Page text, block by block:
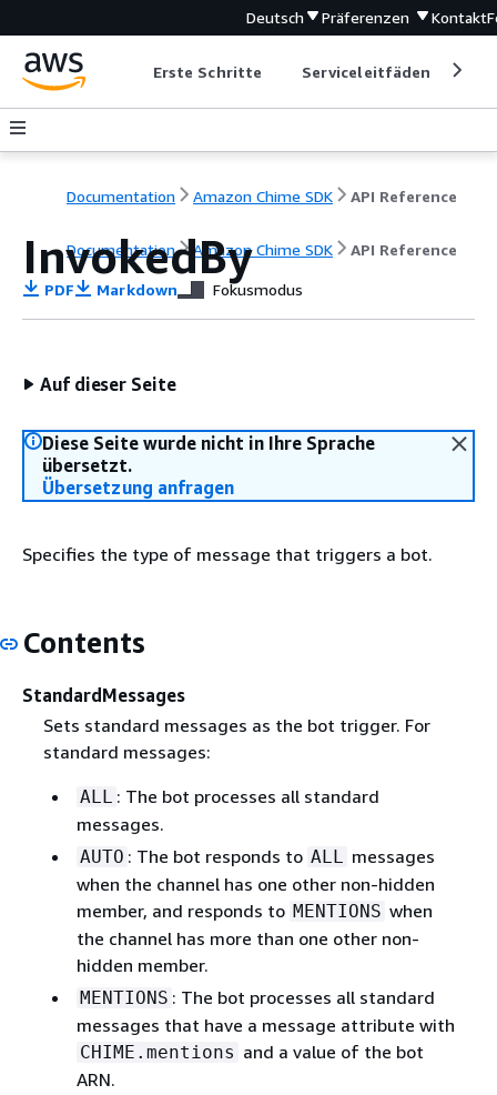
Deutsch Präferenzen Kontakt
Erste Schritte Serviceleitfäden
Documentation Amazon Chime SDK API Reference
Documentation Amazon Chime SDK API Reference
InvokedBy
PDF Markdown Fokusmodus
Auf dieser Seite
Diese Seite wurde nicht in Ihre Sprache
übersetzt.
Übersetzung anfragen
Specifies the type of message that triggers a bot.
Contents
StandardMessages
Sets standard messages as the bot trigger. For
standard messages:
ALL : The bot processes all standard
messages.
AUTO : The bot responds to ALL
messages
when the channel has one other non-hidden
member, and responds to MENTIONS when
the channel has more than one other non-
hidden member.
MENTIONS : The bot processes all standard
messages that have a message attribute with
CHIME.mentions and a value of the bot
ARN.